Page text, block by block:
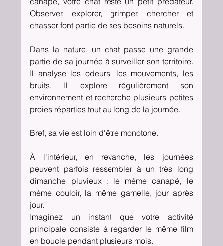
Observer, explorer, grimper, chercher et
chasser font partie de ses besoins naturels.
Dans la nature, un chat passe une grande
partie de sa journée à surveiller son territoire.
Il analyse les odeurs, les mouvements, les
bruits. Il explore régulièrement son
environnement et recherche plusieurs petites
proies réparties tout au long de la journée.
Bref, sa vie est loin d'être monotone.
À l'intérieur, en revanche, les journées
peuvent parfois ressembler à un très long
dimanche pluvieux : le même canapé, le
même couloir, la même gamelle, jour après
jour.
Imaginez un instant que votre activité
principale consiste à regarder le même film
en boucle pendant plusieurs mois.